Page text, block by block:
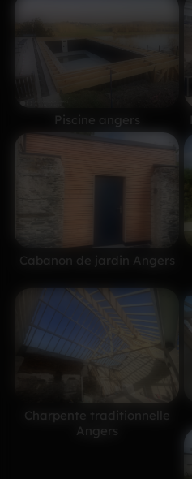
Piscine angers
Cabanon de jardin Angers
Charpente traditionnelle
Angers